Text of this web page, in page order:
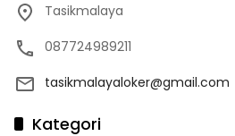
Tasikmalaya
087724989211
tasikmalayaloker@gmail.com
Kategori